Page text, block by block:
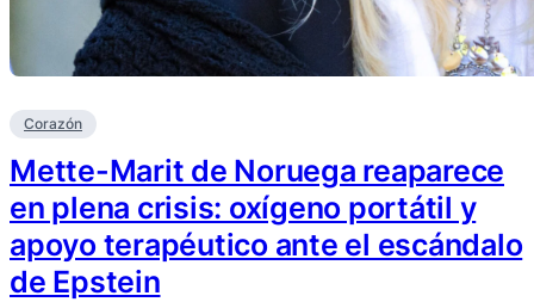
Corazón
Mette-Marit de Noruega reaparece
en plena crisis: oxígeno portátil y
apoyo terapéutico ante el escándalo
de Epstein